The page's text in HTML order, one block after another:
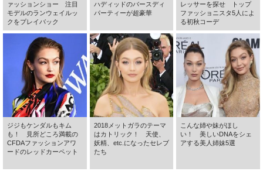
ァッションショー 注目
モデルのランウェイルッ
クをプレイバック
ハディッドのバースディ
パーティーが超豪華
レッサーを探せ トップ
ファッショニスタ5人によ
る初秋コーデ
ジジもケンダルもキム
も！ 見所どころ満載の
CFDAファッションアワ
ードのレッドカーペット
2018メットガラのテーマ
はカトリック！ 天使、
妖精、etc.になったセレブ
たち
こんな姉や妹がほし
い！ 美しいDNAをシェ
アする美人姉妹5選